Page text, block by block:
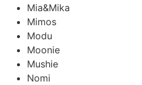
Mia&Mika
Mimos
Modu
Moonie
Mushie
Nomi